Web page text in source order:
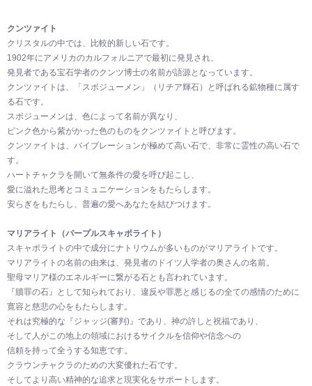
クンツァイト
クリスタルの中では、比較的新しい石です。
1902年にアメリカのカルフォルニアで最初に発見され、
発見者である宝石学者のクンツ博士の名前が語源となっています。
クンツァイトは、「スポジューメン」（リチア輝石）と呼ばれる鉱物種に属す
る石です。
スポジューメンは、色によって名前が異なり、
ピンク色から紫がかった色のものをクンツァイトと呼びます。
クンツァイトは、バイブレーションが極めて高い石で、非常に霊性の高い石で
す。
ハートチャクラを開いて無条件の愛を呼び起こし、
愛に溢れた思考とコミュニケーションをもたらします。
安らぎをもたらし、普遍の愛へあなたを結びつけます。
マリアライト（パープルスキャポライト）
スキャポライトの中で成分にナトリウムが多いものがマリアライトです。
マリアライトの名前の由来は、発見者のドイツ人学者の奥さんの名前。
聖母マリア様のエネルギーに繋がる石とも言われています。
『贖罪の石』として知られており、違反や罪悪と感じるの全ての感情のために
寛容と慈悲の心をもたらします。
それは究極的な『ジャッジ(審判)』であり、神の許しと祝福であり、
そして人がこの地上の領域におけるサイクルを信仰や信念への
信頼を持って全うする知恵です。
クラウンチャクラのための大変優れた石です。
そしてより高い精神的な追求と現実化をサポートします。